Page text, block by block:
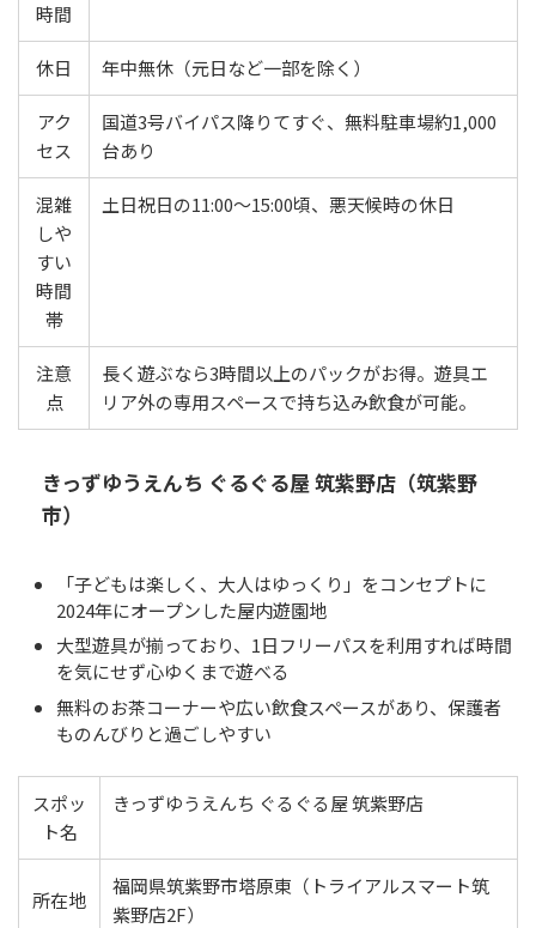
時間
休日 年中無休（元日など一部を除く）
アク
セス
国道3号バイパス降りてすぐ、無料駐車場約1,000
台あり
混雑
しや
すい
時間
帯
土日祝日の11:00〜15:00頃、悪天候時の休日
注意
点
長く遊ぶなら3時間以上のパックがお得。遊具エ
リア外の専用スペースで持ち込み飲食が可能。
きっずゆうえんち ぐるぐる屋 筑紫野店（筑紫野
市）
「子どもは楽しく、大人はゆっくり」をコンセプトに
2024年にオープンした屋内遊園地
大型遊具が揃っており、1日フリーパスを利用すれば時間
を気にせず心ゆくまで遊べる
無料のお茶コーナーや広い飲食スペースがあり、保護者
ものんびりと過ごしやすい
スポッ
ト名
きっずゆうえんち ぐるぐる屋 筑紫野店
所在地
福岡県筑紫野市塔原東（トライアルスマート筑
紫野店2F）